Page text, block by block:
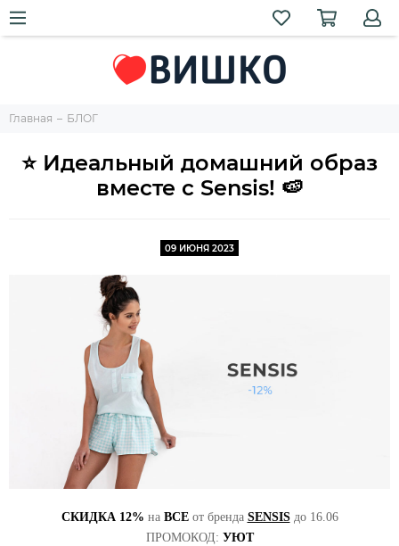
Главная БЛОГ
⭐ Идеальный домашний образ
вместе с Sensis! 🍉
09 ИЮНЯ 2023
СКИДКА 12% на ВСЕот бренда SENSISдо 16.06
ПРОМОКОД: УЮТ